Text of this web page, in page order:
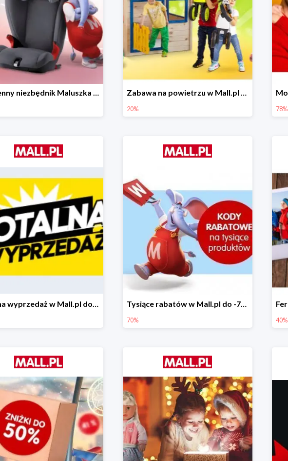
Wiosenny niezbędnik Maluszka w Mall.pl do -44% Zabawa na powietrzu w Mall.pl do -20%
20% 78%
Totalna wyprzedaż w Mall.pl do -80% Tysiące rabatów w Mall.pl do -70%
70% 40%